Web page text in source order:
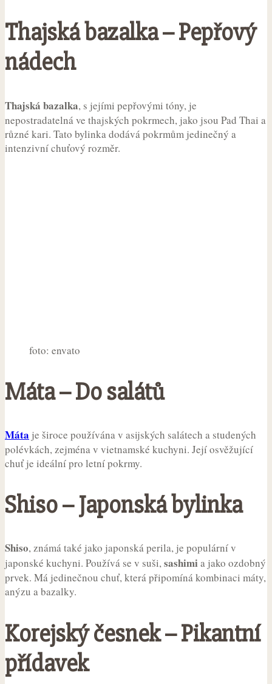
Thajská bazalka – Pepřový
nádech
Thajská bazalka, s jejími pepřovými tóny, je
nepostradatelná ve thajských pokrmech, jako jsou Pad Thai a
různé kari. Tato bylinka dodává pokrmům jedinečný a
intenzivní chuťový rozměr.
foto: envato
Máta – Do salátů
Máta je široce používána v asijských salátech a studených
polévkách, zejména v vietnamské kuchyni. Její osvěžující
chuť je ideální pro letní pokrmy.
Shiso – Japonská bylinka
Shiso, známá také jako japonská perila, je populární v
japonské kuchyni. Používá se v suši,sashimia jako ozdobný
prvek. Má jedinečnou chuť, která připomíná kombinaci máty,
anýzu a bazalky.
Korejský česnek – Pikantní
přídavek